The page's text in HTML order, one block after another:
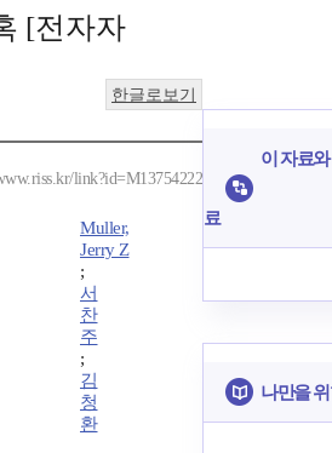
[전자자
한글로보기
link?id=M13754222
Muller,
Jerry Z
;
서
찬
주
;
김
청
환
이 자료
료
나만을